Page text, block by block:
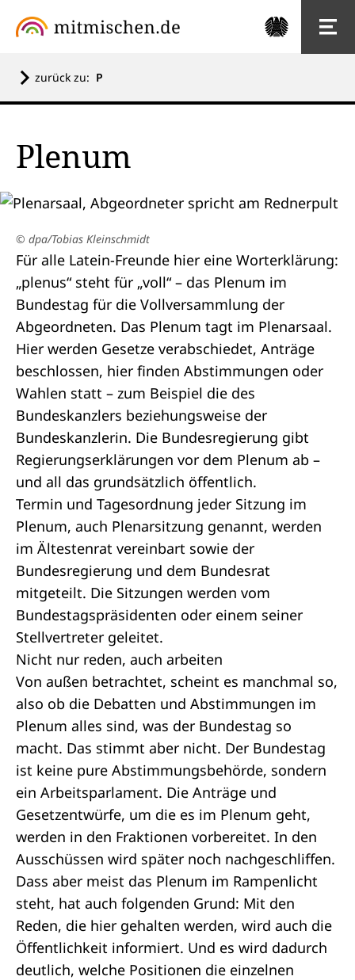
zurück zu: P
Plenum
© dpa/Tobias Kleinschmidt
Für alle Latein-Freunde hier eine Worterklärung:
„plenus“ steht für „voll“ – das Plenum im
Bundestag für die Vollversammlung der
Abgeordneten. Das Plenum tagt im Plenarsaal.
Hier werden Gesetze verabschiedet, Anträge
beschlossen, hier finden Abstimmungen oder
Wahlen statt – zum Beispiel die des
Bundeskanzlers beziehungsweise der
Bundeskanzlerin. Die Bundesregierung gibt
Regierungserklärungen vor dem Plenum ab –
und all das grundsätzlich öffentlich.
Termin und Tagesordnung jeder Sitzung im
Plenum, auch Plenarsitzung genannt, werden
im Ältestenrat vereinbart sowie der
Bundesregierung und dem Bundesrat
mitgeteilt. Die Sitzungen werden vom
Bundestagspräsidenten oder einem seiner
Stellvertreter geleitet.
Nicht nur reden, auch arbeiten
Von außen betrachtet, scheint es manchmal so,
also ob die Debatten und Abstimmungen im
Plenum alles sind, was der Bundestag so
macht. Das stimmt aber nicht. Der Bundestag
ist keine pure Abstimmungsbehörde, sondern
ein Arbeitsparlament. Die Anträge und
Gesetzentwürfe, um die es im Plenum geht,
werden in den Fraktionen vorbereitet. In den
Ausschüssen wird später noch nachgeschliffen.
Dass aber meist das Plenum im Rampenlicht
steht, hat auch folgenden Grund: Mit den
Reden, die hier gehalten werden, wird auch die
Öffentlichkeit informiert. Und es wird dadurch
deutlich, welche Positionen die einzelnen